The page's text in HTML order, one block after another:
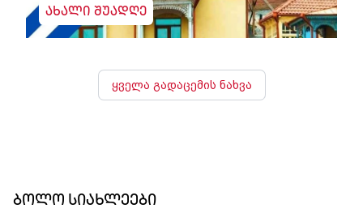
ახალი შუადღე
ყველა გადაცემის ნახვა
ბოლო სიახლეები